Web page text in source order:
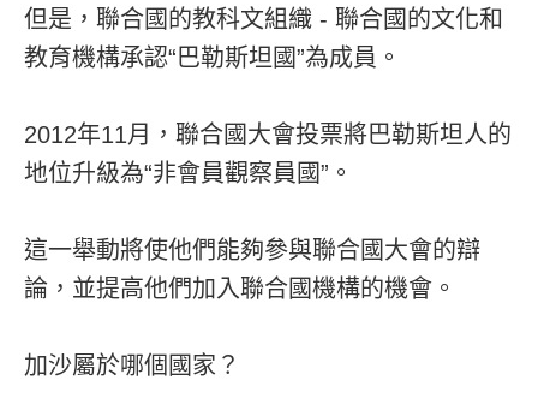
但是，聯合國的教科文組織 - 聯合國的文化和
教育機構承認“巴勒斯坦國”為成員。
2012年11月，聯合國大會投票將巴勒斯坦人的
地位升級為“非會員觀察員國”。
這一舉動將使他們能夠參與聯合國大會的辯
論，並提高他們加入聯合國機構的機會。
加沙屬於哪個國家？